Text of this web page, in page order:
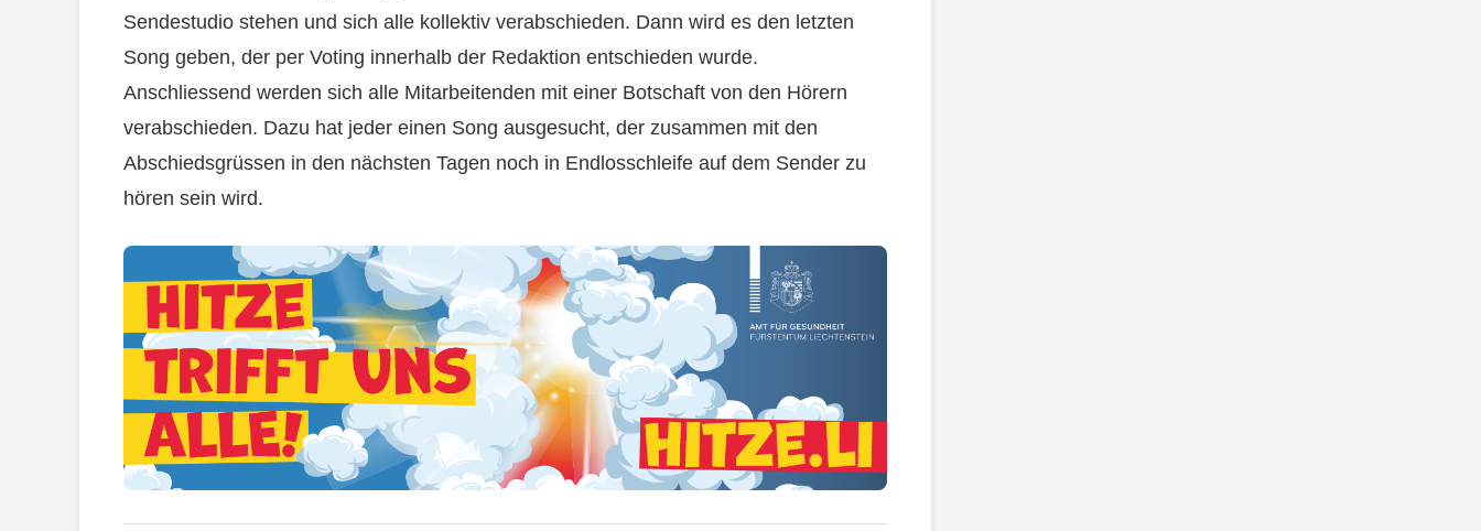
Sendestudio stehen und sich alle kollektiv verabschieden. Dann wird es den letzten
Song geben, der per Voting innerhalb der Redaktion entschieden wurde.
Anschliessend werden sich alle Mitarbeitenden mit einer Botschaft von den Hörern
verabschieden. Dazu hat jeder einen Song ausgesucht, der zusammen mit den
Abschiedsgrüssen in den nächsten Tagen noch in Endlosschleife auf dem Sender zu
hören sein wird.